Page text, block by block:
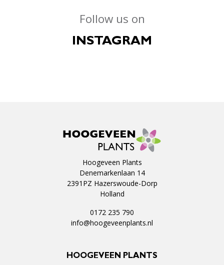
Follow us on
INSTAGRAM
Hoogeveen Plants
Denemarkenlaan 14
2391PZ Hazerswoude-Dorp
Holland
0172 235 790
info@hoogeveenplants.nl
HOOGEVEEN PLANTS